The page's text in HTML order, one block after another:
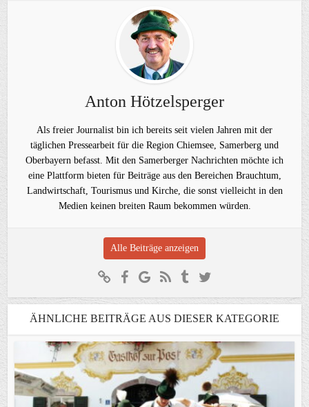
Anton Hötzelsperger
Als freier Journalist bin ich bereits seit vielen Jahren mit der
täglichen Pressearbeit für die Region Chiemsee, Samerberg und
Oberbayern befasst. Mit den Samerberger Nachrichten möchte ich
eine Plattform bieten für Beiträge aus den Bereichen Brauchtum,
Landwirtschaft, Tourismus und Kirche, die sonst vielleicht in den
Medien keinen breiten Raum bekommen würden.
Alle Beiträge anzeigen
ÄHNLICHE BEITRÄGE AUS DIESER KATEGORIE